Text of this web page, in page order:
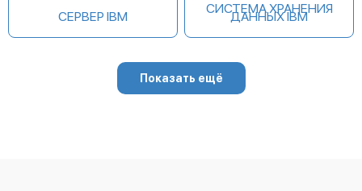
СЕРВЕР IBM
СИСТЕМА ХРАНЕНИЯ
ДАННЫХ IBM
Показать ещё